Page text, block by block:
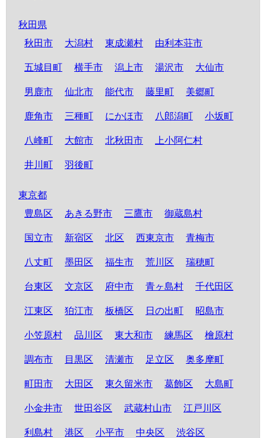
秋田県
秋田市
大潟村 東成瀬村 由利本荘市
五城目町 横手市 潟上市 湯沢市 大仙市
男鹿市 仙北市 能代市 藤里町 美郷町
鹿角市 三種町 にかほ市 八郎潟町 小坂町
八峰町 大館市 北秋田市 上小阿仁村
井川町 羽後町
東京都
豊島区
あきる野市 三鷹市 御蔵島村
国立市 新宿区 北区 西東京市 青梅市
八丈町 墨田区 福生市 荒川区 瑞穂町
台東区 文京区 府中市 青ヶ島村 千代田区
江東区 狛江市 板橋区 日の出町 昭島市
小笠原村 品川区 東大和市 練馬区 檜原村
調布市 目黒区 清瀬市 足立区 奥多摩町
町田市 大田区 東久留米市 葛飾区 大島町
小金井市 世田谷区 武蔵村山市 江戸川区
利島村 港区 小平市 中央区 渋谷区